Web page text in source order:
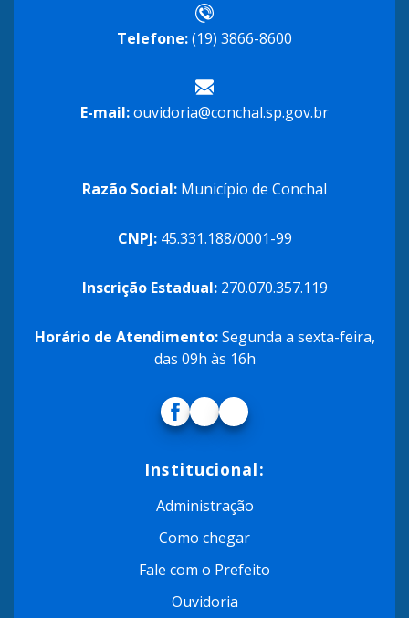
Telefone:(19) 3866-8600
E-mail:ouvidoria@conchal.sp.gov.br
Razão Social: Município de Conchal
CNPJ:45.331.188/0001-99
Inscrição Estadual:270.070.357.119
Horário de Atendimento:Segunda a sexta-feira,
das 09h às 16h
Institucional:
Administração
Como chegar
Fale com o Prefeito
Ouvidoria